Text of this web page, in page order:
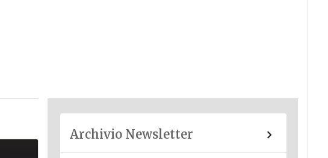
Archivio Newsletter